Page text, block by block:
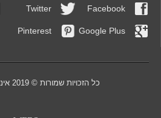
Facebook
Twitter
Google Plus
Pinterest
כל הזכויות שמורות © 2019 אינטרספייס בע"מ